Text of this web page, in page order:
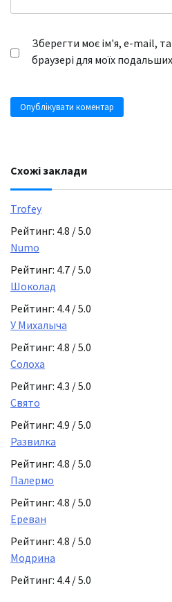
Зберегти моє ім'я, e-mail,
браузері для моїх
Схожі заклади
Trofey
Рейтинг: 4.8 / 5.0
Numo
Рейтинг: 4.7 / 5.0
Шоколад
Рейтинг: 4.4 / 5.0
У Михалыча
Рейтинг: 4.8 / 5.0
Солоха
Рейтинг: 4.3 / 5.0
Свято
Рейтинг: 4.9 / 5.0
Развилка
Рейтинг: 4.8 / 5.0
Палермо
Рейтинг: 4.8 / 5.0
Ереван
Рейтинг: 4.8 / 5.0
Модрина
Рейтинг: 4.4 / 5.0